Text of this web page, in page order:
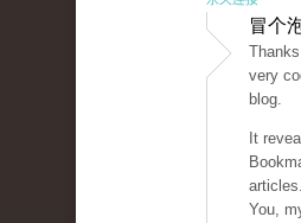
冒个
very
blog.
It
articles.
You,